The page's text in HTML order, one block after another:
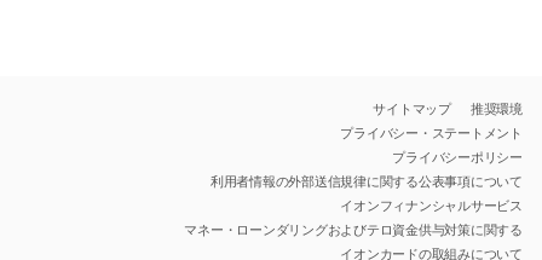
サイトマップ
推奨環境
プライバシー・ステートメント
プライバシーポリシー
利用者情報の外部送信規律に関する公表事項について
イオンフィナンシャルサービス
マネー・ローンダリングおよびテロ資金供与対策に関する
イオンカードの取組みについて